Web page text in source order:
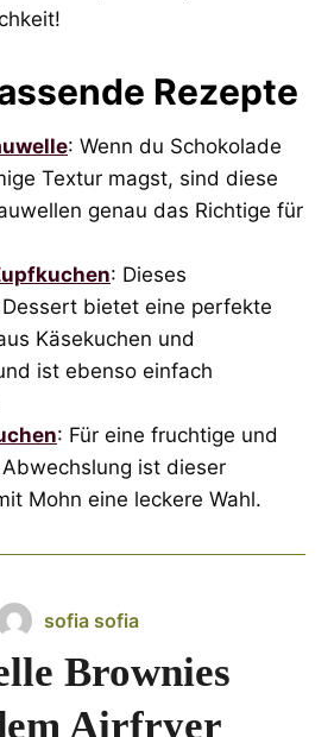
Rezepte
: Wenn du Schokolade
Textur magst, sind diese
genau das Richtige für
: Dieses
bietet eine perfekte
Käsekuchen und
ist ebenso einfach
: Für eine fruchtige und
ist dieser
Mohn eine leckere Wahl.
sofia sofia
Brownies
Airfryer